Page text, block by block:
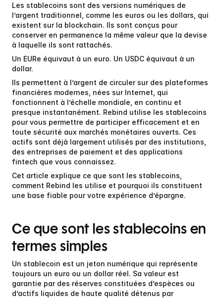
Les stablecoins sont des versions numériques de
l’argent traditionnel, comme les euros ou les dollars, qui
existent sur la blockchain. Ils sont conçus pour
conserver en permanence la même valeur que la devise
à laquelle ils sont rattachés.
Un EURe équivaut à un euro. Un USDC équivaut à un
dollar.
Ils permettent à l’argent de circuler sur des plateformes
financières modernes, nées sur Internet, qui
fonctionnent à l’échelle mondiale, en continu et
presque instantanément. Rebind utilise les stablecoins
pour vous permettre de participer efficacement et en
toute sécurité aux marchés monétaires ouverts. Ces
actifs sont déjà largement utilisés par des institutions,
des entreprises de paiement et des applications
fintech que vous connaissez.
Cet article explique ce que sont les stablecoins,
comment Rebind les utilise et pourquoi ils constituent
une base fiable pour votre expérience d’épargne.
Ce que sont les stablecoins en
termes simples
Un stablecoin est un jeton numérique qui représente
toujours un euro ou un dollar réel. Sa valeur est
garantie par des réserves constituées d’espèces ou
d’actifs liquides de haute qualité détenus par